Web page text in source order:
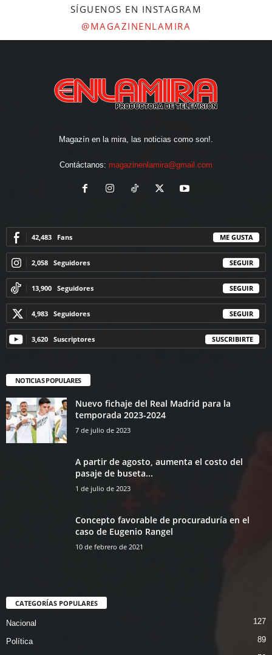
SÍGUENOS EN INSTAGRAM
@MAGAZINENLAMIRA
Magazín en la mira, las noticias como son!.
Contáctanos: magazinenlamira@gmail.com
42,483 Fans ME GUSTA
2,058 Seguidores SEGUIR
13,900 Seguidores SEGUIR
4,983 Seguidores SEGUIR
3,620 Suscriptores SUSCRIBIRTE
NOTICIAS POPULARES
Nuevo fichaje del Real Madrid para la
temporada 2023-2024
7 de julio de 2023
A partir de agosto, aumenta el costo del
pasaje de buseta...
1 de julio de 2023
Concepto favorable de procuraduría en el
caso de Eugenio Rangel
10 de febrero de 2021
CATEGORÍAS POPULARES
Nacional 127
Política 89